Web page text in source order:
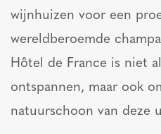
wijnhuizen voor een
wereldberoemde
Hôtel de France is niet
ontspannen, maar ook
natuurschoon van deze